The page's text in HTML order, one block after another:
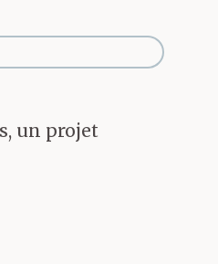
un projet